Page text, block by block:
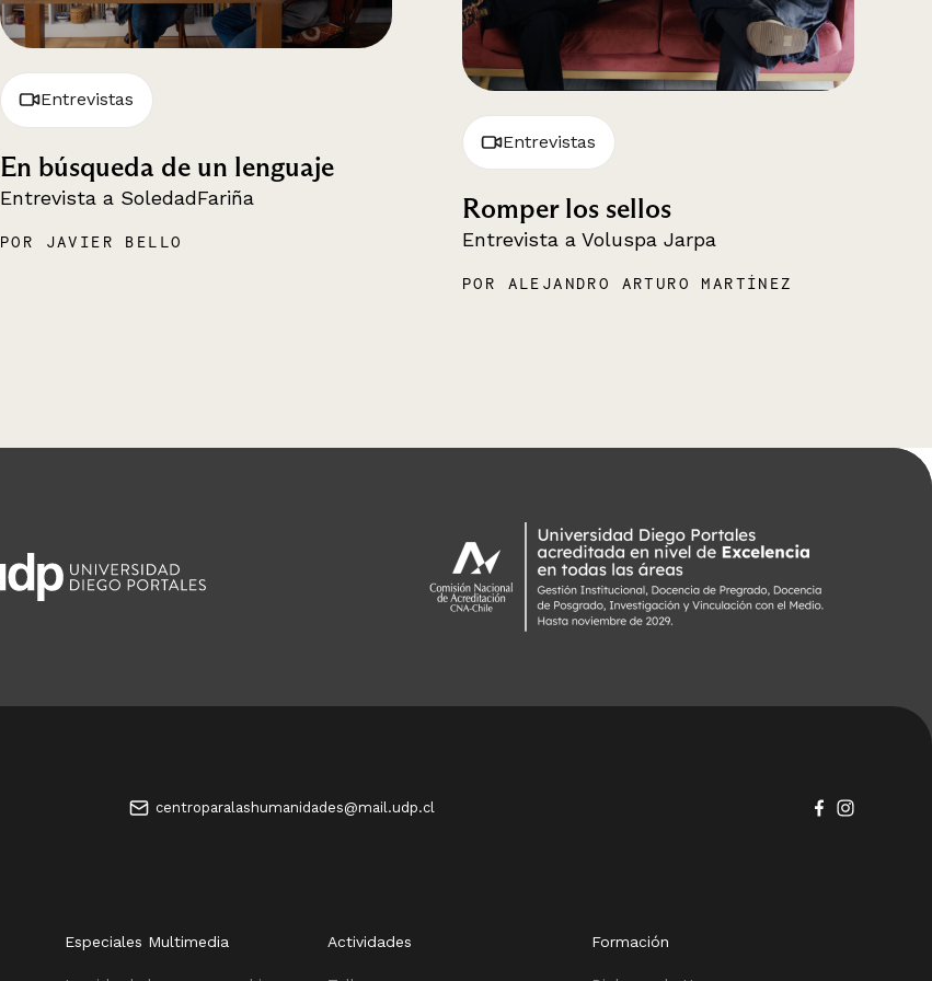
Entrevistas
En búsqueda de un lenguaje
Entrevista a SoledadFariña
POR JAVIER BELLO
Entrevistas
Romper los sellos
Entrevista a Voluspa Jarpa
POR ALEJANDRO ARTURO MARTÍNEZ
centroparalashumanidades@mail.udp.cl
Especiales Multimedia Actividades Formación